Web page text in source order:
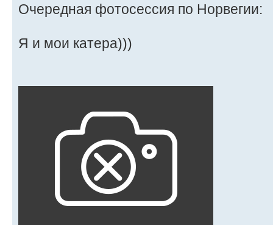
Очередная фотосессия по Норвегии:
Я и мои катера)))